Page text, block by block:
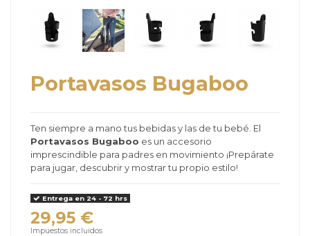
Portavasos Bugaboo
Ten siempre a mano tus bebidas y las de tu bebé. El
Portavasos Bugaboo es un accesorio
imprescindible para padres en movimiento ¡Prepárate
para jugar, descubrir y mostrar tu propio estilo!
Entrega en 24 - 72 hrs
29,95 €
Impuestos incluidos